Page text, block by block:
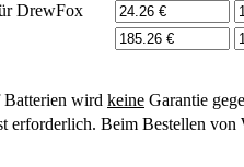
DrewFox
wird keine Garantie
erforderlich. Beim Bestellen von